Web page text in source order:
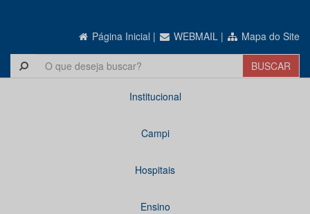
Página Inicial | WEBMAIL | Mapa do Site
Institucional
Campi
Hospitais
Ensino